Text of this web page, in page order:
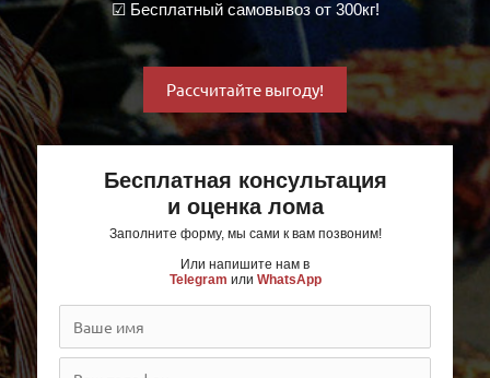
☑ Бесплатный самовывоз от 300кг!
Рассчитайте выгоду!
Бесплатная консультация
и оценка лома
Заполните форму, мы сами к вам позвоним!
Или напишите нам в
Telegram или WhatsApp